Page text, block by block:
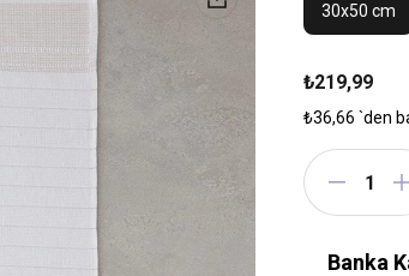
30x50 cm
₺219,99
₺36,66 `den
Banka